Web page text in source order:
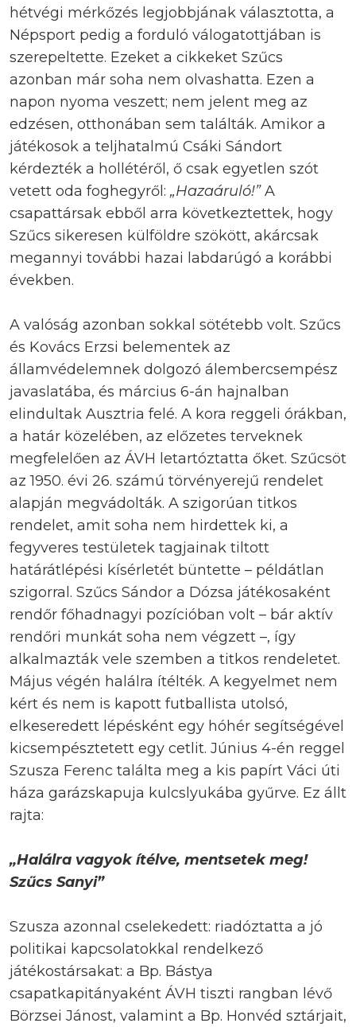
hétvégi mérkőzés legjobbjának választotta, a
Népsport pedig a forduló válogatottjában is
szerepeltette. Ezeket a cikkeket Szűcs
azonban már soha nem olvashatta. Ezen a
napon nyoma veszett; nem jelent meg az
edzésen, otthonában sem találták. Amikor a
játékosok a teljhatalmú Csáki Sándort
kérdezték a hollétéről, ő csak egyetlen szót
vetett oda foghegyről: „Hazaáruló!”A
csapattársak ebből arra következtettek, hogy
Szűcs sikeresen külföldre szökött, akárcsak
megannyi további hazai labdarúgó a korábbi
években.
A valóság azonban sokkal sötétebb volt. Szűcs
és Kovács Erzsi belementek az
államvédelemnek dolgozó álembercsempész
javaslatába, és március 6-án hajnalban
elindultak Ausztria felé. A kora reggeli órákban,
a határ közelében, az előzetes terveknek
megfelelően az ÁVH letartóztatta őket. Szűcsöt
az 1950. évi 26. számú törvényerejű rendelet
alapján megvádolták. A szigorúan titkos
rendelet, amit soha nem hirdettek ki, a
fegyveres testületek tagjainak tiltott
határátlépési kísérletét büntette – példátlan
szigorral. Szűcs Sándor a Dózsa játékosaként
rendőr főhadnagyi pozícióban volt – bár aktív
rendőri munkát soha nem végzett –, így
alkalmazták vele szemben a titkos rendeletet.
Május végén halálra ítélték. A kegyelmet nem
kért és nem is kapott futballista utolsó,
elkeseredett lépésként egy hóhér segítségével
kicsempésztetett egy cetlit. Június 4-én reggel
Szusza Ferenc találta meg a kis papírt Váci úti
háza garázskapuja kulcslyukába gyűrve. Ez állt
rajta:
„Halálra vagyok ítélve, mentsetek meg!
Szűcs Sanyi”
Szusza azonnal cselekedett: riadóztatta a jó
politikai kapcsolatokkal rendelkező
játékostársakat: a Bp. Bástya
csapatkapitányaként ÁVH tiszti rangban lévő
Börzsei Jánost, valamint a Bp. Honvéd sztárjait,